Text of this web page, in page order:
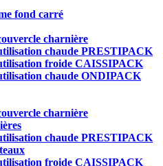
fond carré
charnière
chaude PRESTIPACK
froide CAISSIPACK
chaude ONDIPACK
charnière
chaude PRESTIPACK
froide CAISSIPACK